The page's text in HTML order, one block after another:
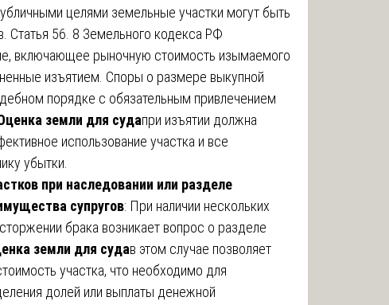
целями земельные участки могут быть
Статья 56. 8 Земельного кодекса РФ
включающее рыночную стоимость изымаемого
изъятием. Споры о размере выкупной
порядке с обязательным привлечением
земли для судапри изъятии должна
использование участка и все
убытки.
при наследовании или разделе
супругов: При наличии нескольких
брака возникает вопрос о разделе
земли для судав этом случае позволяет
участка, что необходимо для
долей или выплаты денежной